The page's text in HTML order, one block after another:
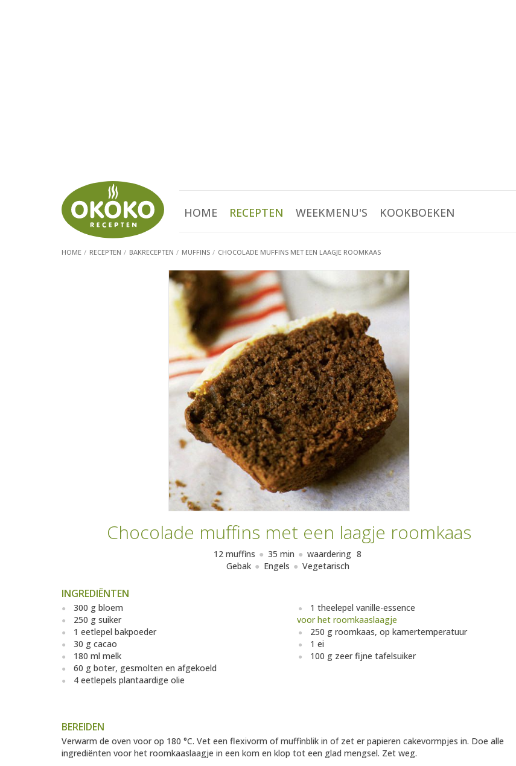
HOME RECEPTEN WEEKMENU'S KOOKBOEKEN
HOME RECEPTEN BAKRECEPTEN MUFFINS CHOCOLADE MUFFINS MET EEN LAAGJE ROOMKAAS
Chocolade muffins met een laagje roomkaas
12 muffins 35 min waardering 8
Gebak
Engels Vegetarisch
INGREDIËNTEN
300 g bloem
250 g suiker
1 eetlepel bakpoeder
30 g cacao
180 ml melk
60 g boter, gesmolten en afgekoeld
4 eetlepels plantaardige olie
1 theelepel vanille-essence
voor het roomkaaslaagje
250 g roomkaas, op kamertemperatuur
1 ei
100 g zeer fijne tafelsuiker
BEREIDEN
Verwarm de oven voor op 180 °C. Vet een flexivorm of muffinblik in of zet er papieren cakevormpjes in. Doe alle
ingrediënten voor het roomkaaslaagje in een kom en klop tot een glad mengsel. Zet weg.